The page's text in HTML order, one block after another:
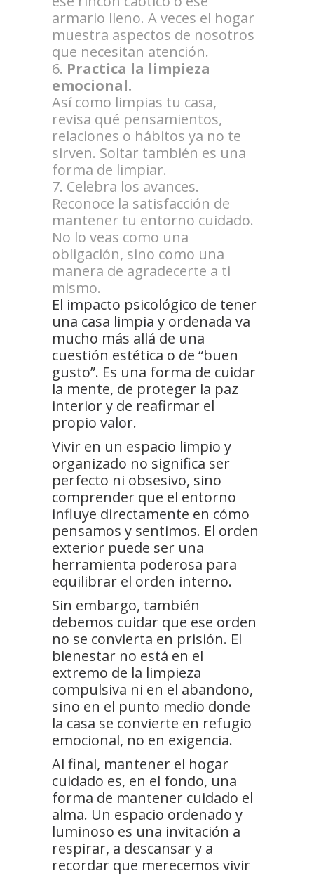
armario lleno. A veces el hogar
muestra aspectos de nosotros
que necesitan atención.
Practica la limpieza
emocional.
Así como limpias tu casa,
revisa qué pensamientos,
relaciones o hábitos ya no te
sirven. Soltar también es una
forma de limpiar.
Celebra los avances.
Reconoce la satisfacción de
mantener tu entorno cuidado.
No lo veas como una
obligación, sino como una
manera de agradecerte a ti
mismo.
El impacto psicológico de tener
una casa limpia y ordenada va
mucho más allá de una
cuestión estética o de “buen
gusto”. Es una forma de cuidar
la mente, de proteger la paz
interior y de reafirmar el
propio valor.
Vivir en un espacio limpio y
organizado no significa ser
perfecto ni obsesivo, sino
comprender que el entorno
influye directamente en cómo
pensamos y sentimos. El orden
exterior puede ser una
herramienta poderosa para
equilibrar el orden interno.
Sin embargo, también
debemos cuidar que ese orden
no se convierta en prisión. El
bienestar no está en el
extremo de la limpieza
compulsiva ni en el abandono,
sino en el punto medio donde
la casa se convierte en refugio
emocional, no en exigencia.
Al final, mantener el hogar
cuidado es, en el fondo, una
forma de mantener cuidado el
alma. Un espacio ordenado y
luminoso es una invitación a
respirar, a descansar y a
recordar que merecemos vivir